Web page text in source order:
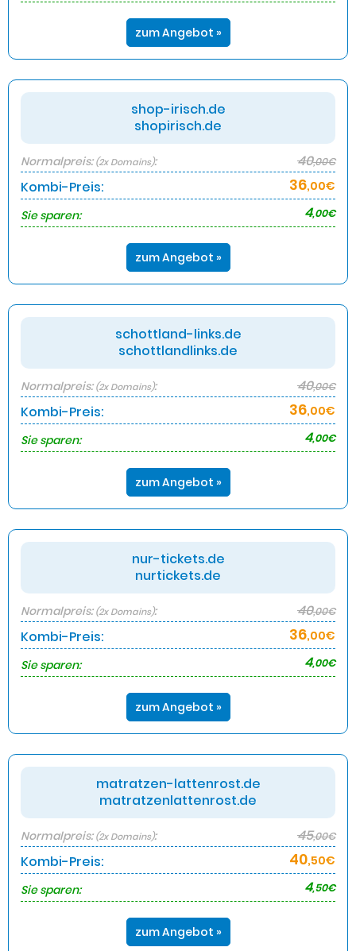
zum Angebot »
shop-irisch.de
shopirisch.de
Normalpreis:(2x Domains): 40,00€
Kombi-Preis: 36,00€
Sie sparen:
4,00€
zum Angebot »
schottland-links.de
schottlandlinks.de
Normalpreis:(2x Domains): 40,00€
Kombi-Preis: 36,00€
Sie sparen:
4,00€
zum Angebot »
nur-tickets.de
nurtickets.de
Normalpreis:(2x Domains): 40,00€
Kombi-Preis: 36,00€
Sie sparen:
4,00€
zum Angebot »
matratzen-lattenrost.de
matratzenlattenrost.de
Normalpreis:(2x Domains): 45,00€
Kombi-Preis: 40,50€
Sie sparen:
4,50€
zum Angebot »